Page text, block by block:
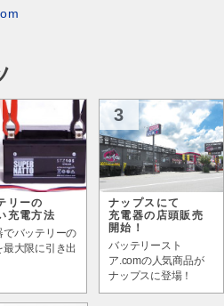
リーの
充電方法
でバッテリーの
最大限に引き出
3
ナップスにて
充電器の店頭販売
開始！
バッテリースト
ア.comの人気商品が
ナップスに登場！